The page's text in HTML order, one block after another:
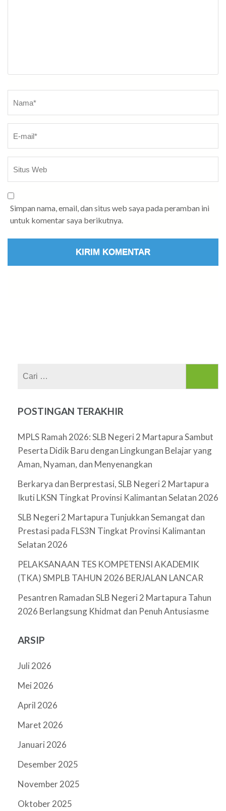
Simpan nama, email, dan situs web saya pada peramban ini
untuk komentar saya berikutnya.
POSTINGAN TERAKHIR
MPLS Ramah 2026: SLB Negeri 2 Martapura Sambut
Peserta Didik Baru dengan Lingkungan Belajar yang
Aman, Nyaman, dan Menyenangkan
Berkarya dan Berprestasi, SLB Negeri 2 Martapura
Ikuti LKSN Tingkat Provinsi Kalimantan Selatan 2026
SLB Negeri 2 Martapura Tunjukkan Semangat dan
Prestasi pada FLS3N Tingkat Provinsi Kalimantan
Selatan 2026
PELAKSANAAN TES KOMPETENSI AKADEMIK
(TKA) SMPLB TAHUN 2026 BERJALAN LANCAR
Pesantren Ramadan SLB Negeri 2 Martapura Tahun
2026 Berlangsung Khidmat dan Penuh Antusiasme
ARSIP
Juli 2026
Mei 2026
April 2026
Maret 2026
Januari 2026
Desember 2025
November 2025
Oktober 2025